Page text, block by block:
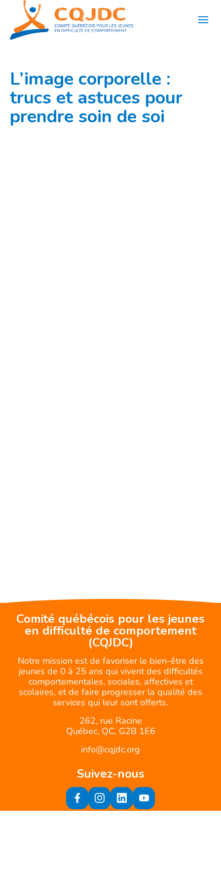
contenu
L’image corporelle :
trucs et astuces pour
prendre soin de soi
Comité québécois pour les jeunes
en difficulté de comportement
(CQJDC)
Notre mission est de favoriser le bien-être des
jeunes de 0 à 25 ans qui vivent des difficultés
comportementales, sociales, affectives et
scolaires, et de faire progresser la qualité des
services qui leur sont offerts.
262, rue Racine
Québec, QC, G2B 1E6
info@cqjdc.org
Suivez-nous